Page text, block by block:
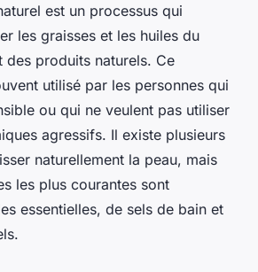
est un processus qui
les graisses et les huiles du
des produits naturels. Ce
utilisé par les personnes qui
ou qui ne veulent pas utiliser
agressifs. Il existe plusieurs
naturellement la peau, mais
les plus courantes sont
essentielles, de sels de bain et